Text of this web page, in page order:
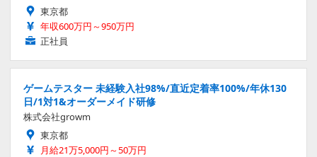
東京都
年収600万円～950万円
正社員
ゲームテスター 未経験入社98%/直近定着率100%/年休130
日/1対1&オーダーメイド研修
株式会社growm
東京都
月給21万5,000円～50万円